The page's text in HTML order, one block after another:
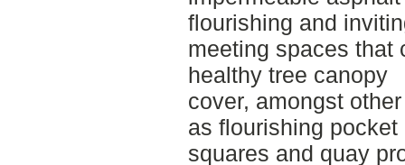
flourishing and
meeting spaces that
healthy tree canopy
cover, amongst
as flourishing pocket
squares and quay